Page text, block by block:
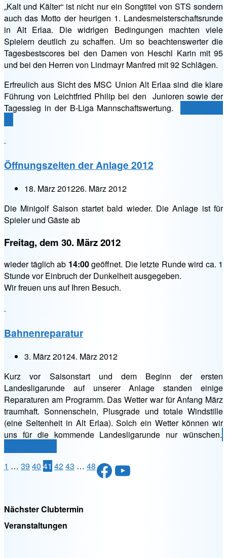
again
…“
„Kalt und Kälter“ ist nicht nur ein Songtitel von STS sondern
auch das Motto der heurigen 1. Landesmeisterschaftsrunde
in Alt Erlaa. Die widrigen Bedingungen machten viele
Spielern deutlich zu schaffen. Um so beachtenswerter die
Tagesbestscores bei den Damen von Heschl Karin mit 95
und bei den Herren von Lindmayr Manfred mit 92 Schlägen.
Erfreulich aus Sicht des MSC Union Alt Erlaa sind die klare
Führung von Leichtfried Philip bei den Junioren sowie der
Tagessieg in der B-Liga Mannschaftswertung.
Öffnungszeiten der Anlage 2012
18. März 201226. März 2012
Die Minigolf Saison startet bald wieder. Die Anlage ist für
Spieler und Gäste ab
Freitag, dem 30. März 2012
wieder täglich ab 14:00geöffnet. Die letzte Runde wird ca. 1
Stunde vor Einbruch der Dunkelheit ausgegeben.
Wir freuen uns auf Ihren Besuch.
Bahnenreparatur
3. März 20124. März 2012
Kurz vor Saisonstart und dem Beginn der ersten
Landesligarunde auf unserer Anlage standen einige
Reparaturen am Programm. Das Wetter war für Anfang März
traumhaft. Sonnenschein, Plusgrade und totale Windstille
(eine Seltenheit in Alt Erlaa). Solch ein Wetter können wir
uns für die kommende Landesligarunde nur wünschen.
Seitennummerierung
Beiträge
1 … 39 40 41 4243 … 48Facebook
YouTube
Nächster Clubtermin
Veranstaltungen